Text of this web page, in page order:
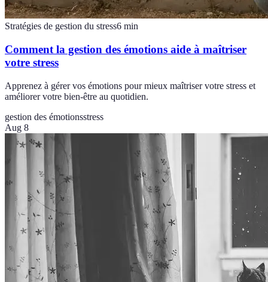
Stratégies de gestion du stress6 min
Comment la gestion des émotions aide à maîtriser
votre stress
Apprenez à gérer vos émotions pour mieux maîtriser votre stress et
améliorer votre bien-être au quotidien.
gestion des émotionsstress
Aug 8